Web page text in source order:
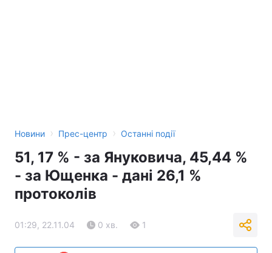
Новини › Прес-центр › Останні події
51, 17 % - за Януковича, 45,44 %
- за Ющенка - дані 26,1 %
протоколів
01:29, 22.11.04 0 хв. 1